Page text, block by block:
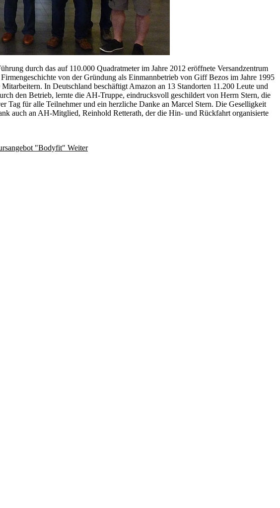
durch das auf 110.000 Quadratmeter im Jahre 2012 eröffnete Versandzentrum
von der Gründung als Einmannbetrieb von Giff Bezos im Jahre 1995
In Deutschland beschäftigt Amazon an 13 Standorten 11.200 Leute und
den Betrieb, lernte die AH-Truppe, eindrucksvoll geschildert von Herrn Stern, die
Tag für alle Teilnehmer und ein herzliche Danke an Marcel Stern. Die Geselligkeit
auch an AH-Mitglied, Reinhold Retterath, der die Hin- und Rückfahrt organisierte
"Bodyfit" Weiter